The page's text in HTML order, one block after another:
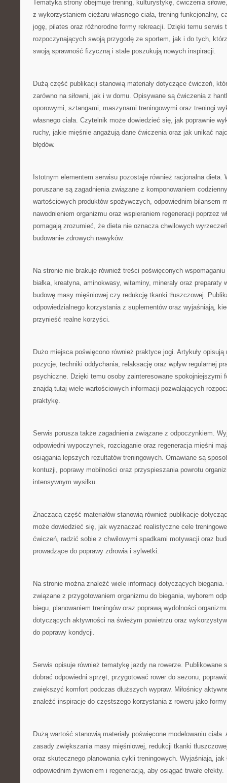
Tematyka strony obejmuje trening, kulturystykę, ćwiczenia
z wykorzystaniem ciężaru własnego ciała, trening funkcjonalny,
jogę, pilates oraz różnorodne formy rekreacji. Dzięki temu serwis
rozpoczynających swoją przygodę ze sportem, jak i do tych,
swoją sprawność fizyczną i stale poszukują nowych inspiracji.
Dużą część publikacji stanowią materiały dotyczące ćwiczeń,
zarówno na siłowni, jak i w domu. Opisywane są ćwiczenia z
oporowymi, sztangami, maszynami treningowymi oraz treningi
własnego ciała. Czytelnik może dowiedzieć się, jak poprawnie
ruchy, jakie mięśnie angażują dane ćwiczenia oraz jak unikać
błędów.
Istotnym elementem serwisu pozostaje również racjonalna dieta.
poruszane są zagadnienia związane z komponowaniem
wartościowych produktów spożywczych, odpowiednim bilansem
nawodnieniem organizmu oraz wspieraniem regeneracji poprzez
pomagają zrozumieć, że dieta nie oznacza chwilowych
budowanie zdrowych nawyków.
Na stronie nie brakuje również treści poświęconych
białka, kreatyna, aminokwasy, witaminy, minerały oraz preparaty
budowę masy mięśniowej czy redukcję tkanki tłuszczowej.
odpowiedzialnego korzystania z suplementów oraz wyjaśniają,
przynieść realne korzyści.
Dużo miejsca poświęcono również praktyce jogi. Artykuły
pozycje, techniki oddychania, relaksację oraz wpływ regularnej
psychiczne. Dzięki temu osoby zainteresowane spokojniejszymi
znajdą tutaj wiele wartościowych informacji pozwalających
praktykę.
Serwis porusza także zagadnienia związane z odpoczynkiem.
odpowiedni wypoczynek, rozciąganie oraz regeneracja mięśni
osiągania lepszych rezultatów treningowych. Omawiane są
kontuzji, poprawy mobilności oraz przyspieszania powrotu
intensywnym wysiłku.
Znaczącą część materiałów stanowią również publikacje
może dowiedzieć się, jak wyznaczać realistyczne cele
ćwiczeń, radzić sobie z chwilowymi spadkami motywacji oraz
prowadzące do poprawy zdrowia i sylwetki.
Na stronie można znaleźć wiele informacji dotyczących biegania.
związane z przygotowaniem organizmu do biegania, wyborem
biegu, planowaniem treningów oraz poprawą wydolności
dotyczących aktywności na świeżym powietrzu oraz
do poprawy kondycji.
Serwis opisuje również tematykę jazdy na rowerze. Publikowane
dobrać odpowiedni sprzęt, przygotować rower do sezonu,
zwiększyć komfort podczas dłuższych wypraw. Miłośnicy
znaleźć inspiracje do częstszego korzystania z roweru jako
Dużą wartość stanowią materiały poświęcone modelowaniu ciała.
zasady zwiększania masy mięśniowej, redukcji tkanki
oraz skutecznego planowania cykli treningowych. Wyjaśniają,
odpowiednim żywieniem i regeneracją, aby osiągać trwałe efekty.